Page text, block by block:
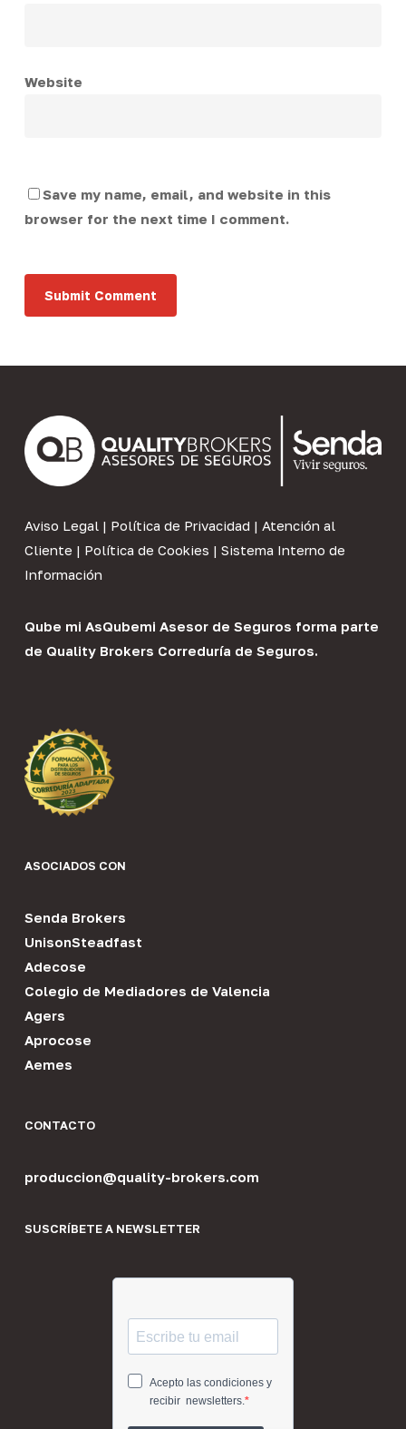
Website
Save my name, email, and website in this
browser for the next time I comment.
Aviso Legal| Política de Privacidad | Atención al
Cliente | Política de Cookies | Sistema Interno de
Información
Qube mi AsQubemi Asesor de Seguros forma parte
de Quality Brokers Correduría de Seguros.
ASOCIADOS CON
Senda Brokers
UnisonSteadfast
Adecose
Colegio de Mediadores de Valencia
Agers
Aprocose
Aemes
CONTACTO
produccion@quality-brokers.com
SUSCRÍBETE A NEWSLETTER